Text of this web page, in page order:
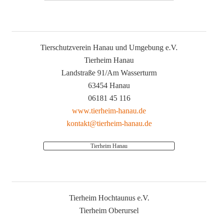
Tierschutzverein Hanau und Umgebung e.V.
Tierheim Hanau
Landstraße 91/Am Wasserturm
63454 Hanau
06181 45 116
www.tierheim-hanau.de
kontakt@tierheim-hanau.de
Tierheim Hanau
Tierheim Hochtaunus e.V.
Tierheim Oberursel